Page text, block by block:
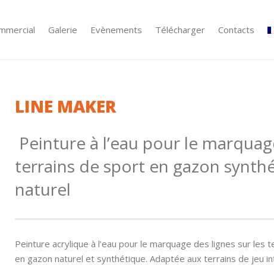
Galerie Evènements Télécharger Contacts
LINE MAKER
Peinture à l’eau pour le
terrains de sport en gazon
naturel
Peinture acrylique à l’eau pour le marquage des lignes sur les
en gazon naturel et synthétique. Adaptée aux terrains de jeu